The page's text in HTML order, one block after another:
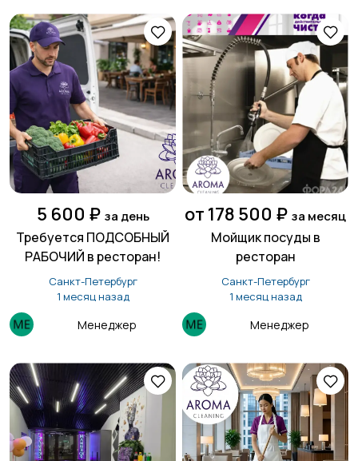
5 600 ₽ за день
Требуется ПОДСОБНЫЙ
РАБОЧИЙ в ресторан!
Санкт-Петербург
1 месяц назад
Менеджер
от 178 500 ₽ за месяц
Мойщик посуды в
ресторан
Санкт-Петербург
1 месяц назад
Менеджер